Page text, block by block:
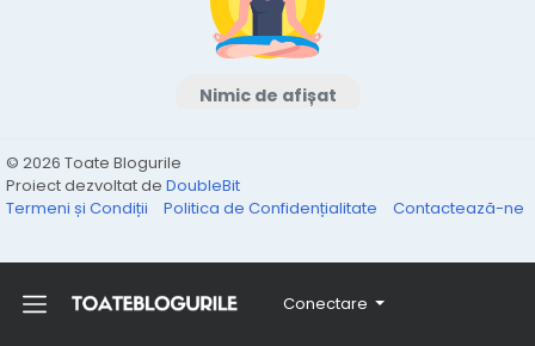
Conectare
Nimic de afișat
© 2026 Toate Blogurile
Proiect dezvoltat de DoubleBit
Termeni și Condiții
Politica de Confidențialitate Contactează-ne